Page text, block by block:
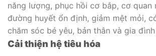
năng lượng, phục hồi cơ bắp, cơ quan
đường huyết ổn định, giảm mệt mỏi,
chăm sóc bé yêu, bản thân và gia
Cải thiện hệ tiêu hóa